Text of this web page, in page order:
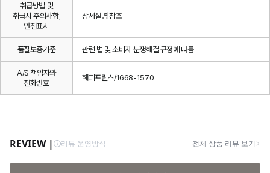
취급방법 및
취급시 주의사항,
안전표시
상세설명 참조
품질보증기준 관련 법 및 소비자 분쟁해결 규정에 따름
A/S 책임자와
전화번호
해피프린스/1668-1570